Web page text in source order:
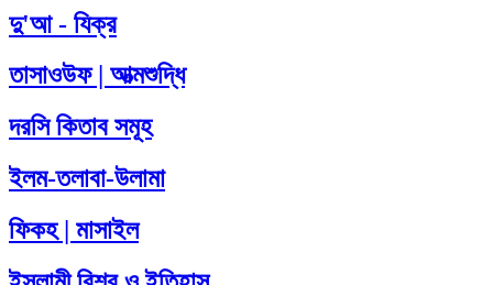
দু'আ - যিক্‌র
তাসাওউফ | আত্মশুদ্ধি
দরসি কিতাব সমূহ
ইলম-তলাবা-উলামা
ফিকহ | মাসাইল